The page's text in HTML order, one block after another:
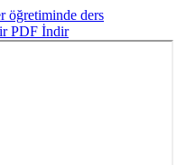
öğretiminde ders
PDF İndir